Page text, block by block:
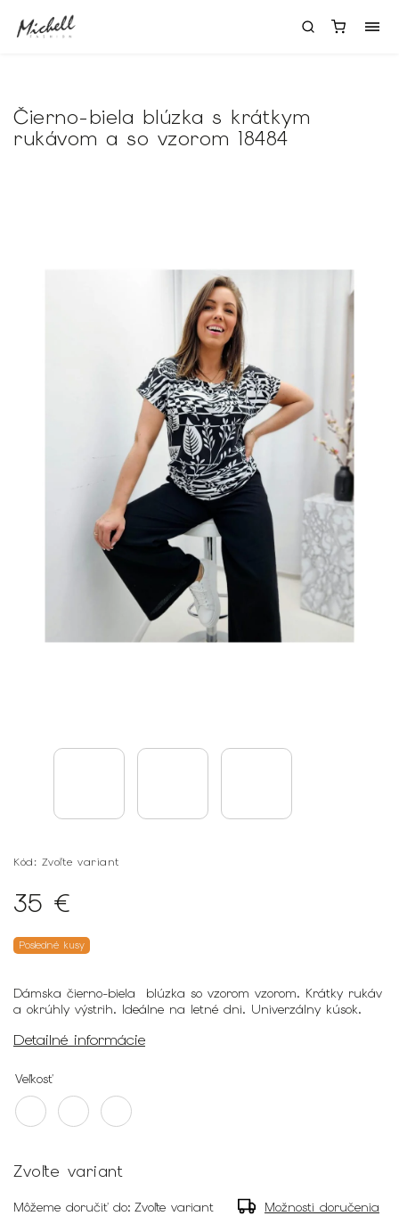
Čierno-biela blúzka s krátkym
rukávom a so vzorom 18484
Kód: Zvoľte variant
35 €
Dámska čierno-biela blúzka so vzorom vzorom. Krátky rukáv
a okrúhly výstrih. Ideálne na letné dni. Univerzálny kúsok.
Detailné informácie
Posledné kusy
Veľkosť
Zvoľte variant
Môžeme doručiť do: Zvoľte variant Možnosti doručenia